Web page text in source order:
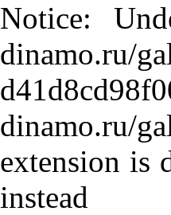
Notice:
dinamo.ru/
extension is
instead